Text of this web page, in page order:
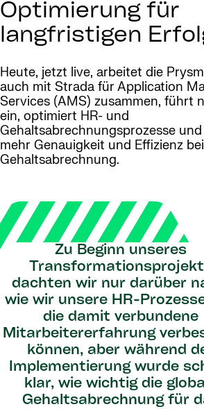
Optimierung für
langfristigen
Heute, jetzt live, arbeitet die
auch mit Strada für Application
Services (AMS) zusammen, führt
ein, optimiert HR- und
Gehaltsabrechnungsprozesse
mehr Genauigkeit und Effizienz
Gehaltsabrechnung.
Zu Beginn unseres
dachten wir nur darüber
wie wir unsere HR-
die damit verbundene
Mitarbeitererfahrung
können, aber während
Implementierung wurde
klar, wie wichtig die
Gehaltsabrechnung für